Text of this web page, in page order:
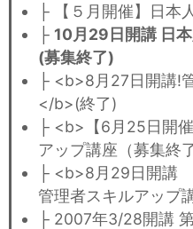
├ 【５月開催】日本
├ 10月29日開講 日
(募集終了)
├ <b>8月27日開講!
</b>(終了)
├ <b>【6月25日開
アップ講座（募集終
├ <b>8月29日開講
管理者スキルアップ
├ 2007年3/28開講